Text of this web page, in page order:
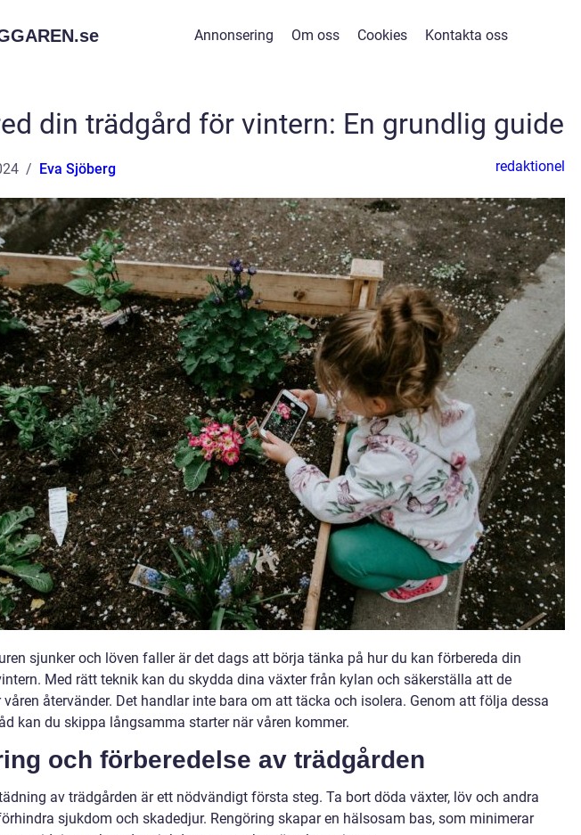
se Annonsering Om oss Cookies Kontakta oss
din trädgård för vintern: En grundlig guide
Eva Sjöberg redaktionel
sjunker och löven faller är det dags att börja tänka på hur du kan förbereda din
Med rätt teknik kan du skydda dina växter från kylan och säkerställa att de
återvänder. Det handlar inte bara om att täcka och isolera. Genom att följa dessa
kan du skippa långsamma starter när våren kommer.
och förberedelse av trädgården
av trädgården är ett nödvändigt första steg. Ta bort döda växter, löv och andra
sjukdom och skadedjur. Rengöring skapar en hälsosam bas, som minimerar